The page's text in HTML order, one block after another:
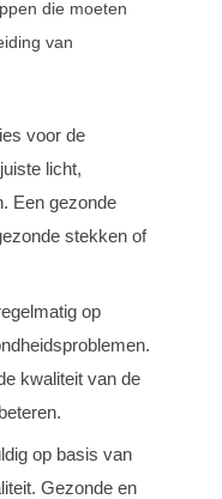
die moeten
van
voor de
licht,
Een gezonde
stekken of
op
kwaliteit van de
op basis van
Gezonde en